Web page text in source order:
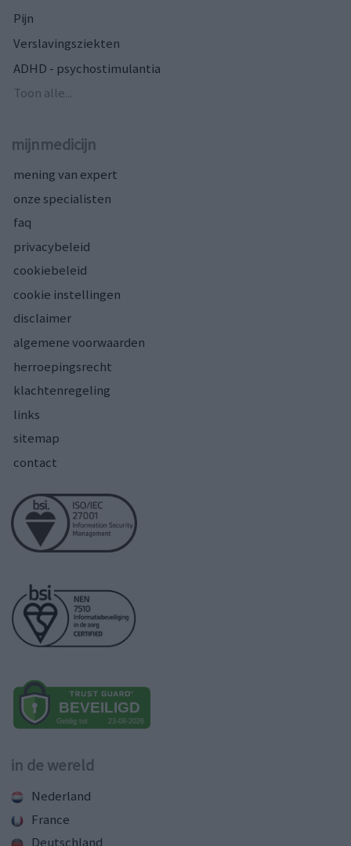
Pijn
Verslavingsziekten
ADHD - psychostimulantia
Toon alle...
mijnmedicijn
mening van expert
onze specialisten
faq
privacybeleid
cookiebeleid
cookie instellingen
disclaimer
algemene voorwaarden
herroepingsrecht
klachtenregeling
links
sitemap
contact
in de wereld
Nederland
France
Deutschland